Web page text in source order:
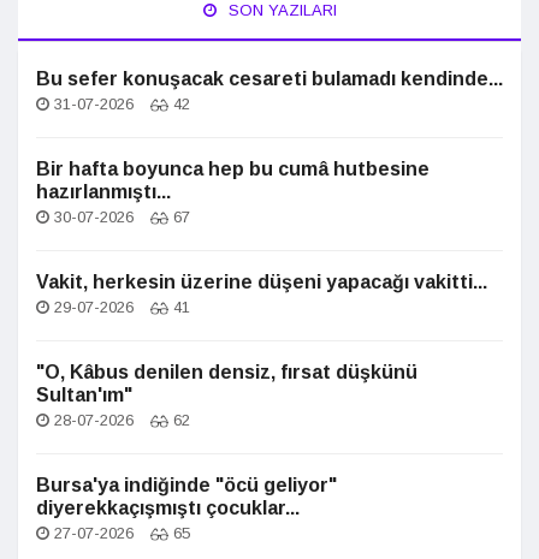
SON YAZILARI
Bu sefer konuşacak cesareti bulamadı kendinde...
31-07-2026 42
Bir hafta boyunca hep bu cumâ hutbesine
hazırlanmıştı...
30-07-2026 67
Vakit, herkesin üzerine düşeni yapacağı vakitti...
29-07-2026 41
"O, Kâbus denilen densiz, fırsat düşkünü
Sultan'ım"
28-07-2026 62
Bursa'ya indiğinde "öcü geliyor"
diyerekkaçışmıştı çocuklar...
27-07-2026 65